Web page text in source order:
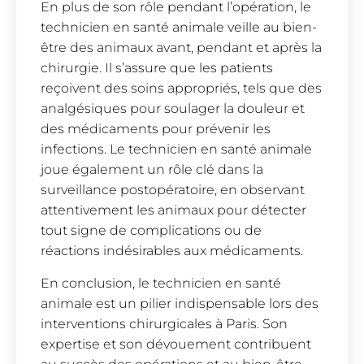
En plus de son rôle pendant l’opération, le
technicien en santé animale veille au bien-
être des animaux avant, pendant et après la
chirurgie. Il s’assure que les patients
reçoivent des soins appropriés, tels que des
analgésiques pour soulager la douleur et
des médicaments pour prévenir les
infections. Le technicien en santé animale
joue également un rôle clé dans la
surveillance postopératoire, en observant
attentivement les animaux pour détecter
tout signe de complications ou de
réactions indésirables aux médicaments.
En conclusion, le technicien en santé
animale est un pilier indispensable lors des
interventions chirurgicales à Paris. Son
expertise et son dévouement contribuent